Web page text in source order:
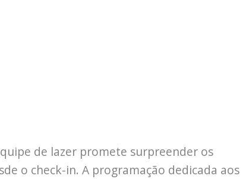
de lazer promete surpreender os
o check-in. A programação dedicada aos